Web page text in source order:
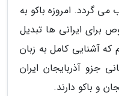
می گردد. امروزه باکو به
برای ایرانی ها تبدیل
آشنایی کامل به زبان
جزو آذربایجان ایران
و باکو دارند.